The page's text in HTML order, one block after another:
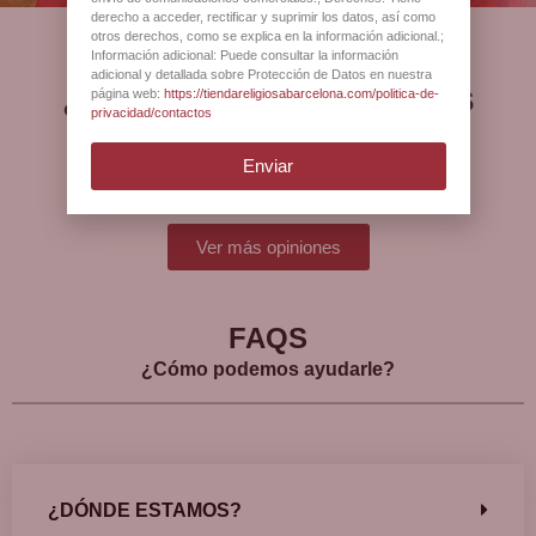
¿Qué opinan nuestros
clientes?
Ver más opiniones
FAQS
¿Cómo podemos ayudarle?
¿DÓNDE ESTAMOS?
derecho a acceder, rectificar y suprimir los datos, así como
otros derechos, como se explica en la información adicional.;
Información adicional: Puede consultar la información
adicional y detallada sobre Protección de Datos en nuestra
página web: https://tiendareligiosabarcelona.com/politica-de-
privacidad/contactos
Enviar